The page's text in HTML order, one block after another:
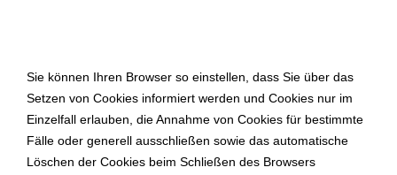
Sie können Ihren Browser so einstellen, dass Sie über das
Setzen von Cookies informiert werden und Cookies nur im
Einzelfall erlauben, die Annahme von Cookies für bestimmte
Fälle oder generell ausschließen sowie das automatische
Löschen der Cookies beim Schließen des Browsers